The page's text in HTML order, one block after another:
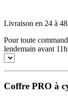
Livraison en 24 à
Pour toute
lendemain avant
Coffre PRO à